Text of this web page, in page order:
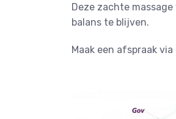
Deze zachte
balans te blijven.
Maak een afspraak